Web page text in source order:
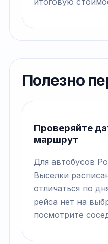
Полезно
Проверяйте
маршрут
Для автобусов
Выселки
отличаться по
рейса нет на
посмотрите